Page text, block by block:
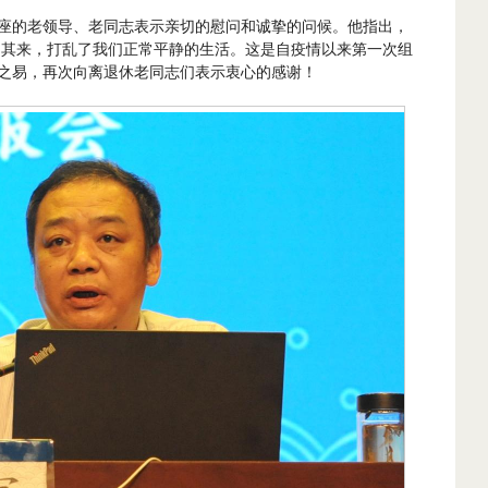
的老领导、老同志表示亲切的慰问和诚挚的问候。他指出，
来，打乱了我们正常平静的生活。这是自疫情以来第一次组
，再次向离退休老同志们表示衷心的感谢！